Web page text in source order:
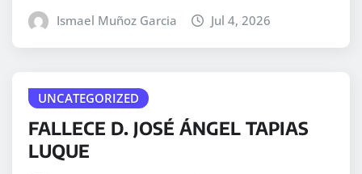
Ismael Muñoz Garcia Jul 4, 2026
UNCATEGORIZED
FALLECE D. JOSÉ ÁNGEL TAPIAS
LUQUE